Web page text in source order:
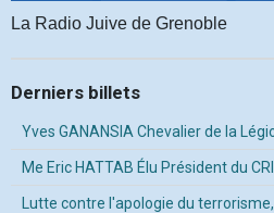
La Radio Juive de Grenoble
Derniers billets
Yves GANANSIA Chevalier de la
Me Eric HATTAB Élu Président du
Lutte contre l'apologie du